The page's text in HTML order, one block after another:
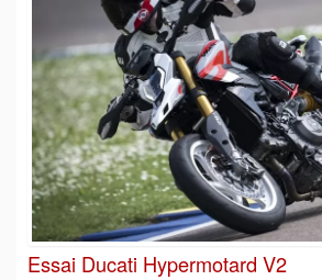
Essai Ducati Hypermotard V2